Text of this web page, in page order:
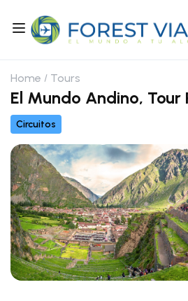
Home Tours
El Mundo Andino, Tour
Circuitos